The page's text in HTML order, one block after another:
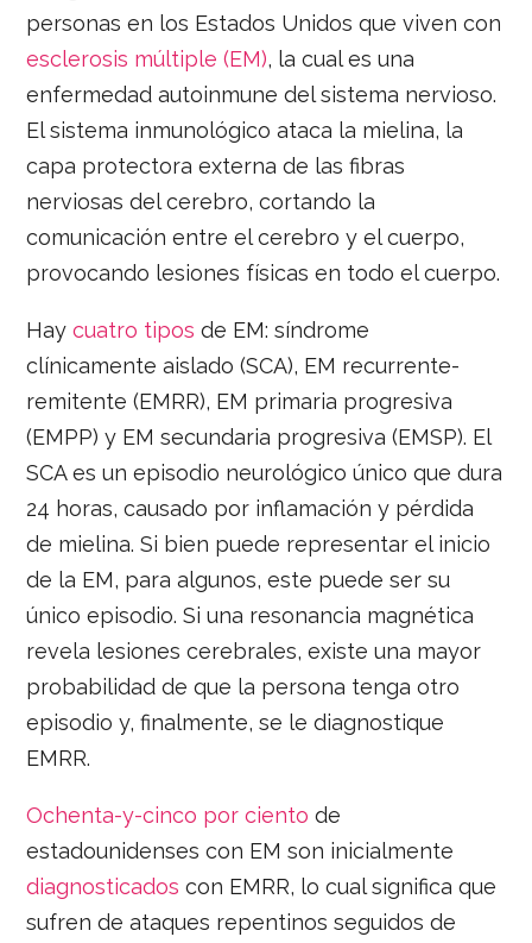
personas en los Estados Unidos que viven con
esclerosis múltiple (EM), la cual es una
enfermedad autoinmune del sistema nervioso.
El sistema inmunológico ataca la mielina, la
capa protectora externa de las fibras
nerviosas del cerebro, cortando la
comunicación entre el cerebro y el cuerpo,
provocando lesiones físicas en todo el cuerpo.
Hay cuatro tipos de EM: síndrome
clínicamente aislado (SCA), EM recurrente-
remitente (EMRR), EM primaria progresiva
(EMPP) y EM secundaria progresiva (EMSP). El
SCA es un episodio neurológico único que dura
24 horas, causado por inflamación y pérdida
de mielina. Si bien puede representar el inicio
de la EM, para algunos, este puede ser su
único episodio. Si una resonancia magnética
revela lesiones cerebrales, existe una mayor
probabilidad de que la persona tenga otro
episodio y, finalmente, se le diagnostique
EMRR.
Ochenta-y-cinco por ciento de
estadounidenses con EM son inicialmente
diagnosticados con EMRR, lo cual significa que
sufren de ataques repentinos seguidos de